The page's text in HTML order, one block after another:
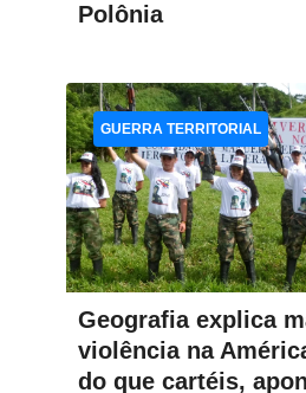
Polônia
Geografia explica
violência na
do que cartéis,
GUERRA TERRITORIAL